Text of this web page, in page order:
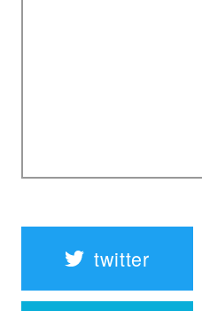
twitter